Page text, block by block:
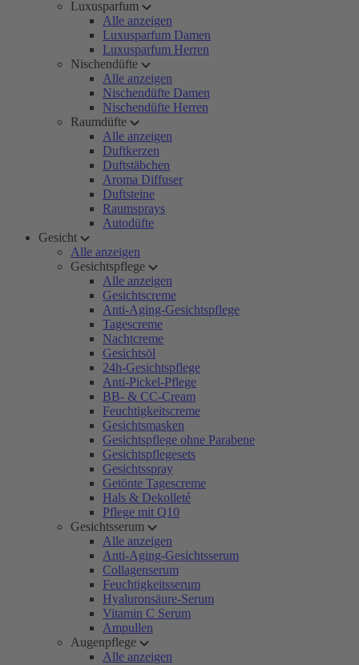
Luxusparfum
Alle anzeigen
Luxusparfum Damen
Luxusparfum Herren
Nischendüfte
Alle anzeigen
Nischendüfte Damen
Nischendüfte Herren
Raumdüfte
Alle anzeigen
Duftkerzen
Duftstäbchen
Aroma Diffuser
Duftsteine
Raumsprays
Autodüfte
Gesicht
Alle anzeigen
Gesichtspflege
Alle anzeigen
Gesichtscreme
Anti-Aging-Gesichtspflege
Tagescreme
Nachtcreme
Gesichtsöl
24h-Gesichtspflege
Anti-Pickel-Pflege
BB- & CC-Cream
Feuchtigkeitscreme
Gesichtsmasken
Gesichtspflege ohne Parabene
Gesichtspflegesets
Gesichtsspray
Getönte Tagescreme
Hals & Dekolleté
Pflege mit Q10
Gesichtsserum
Alle anzeigen
Anti-Aging-Gesichtsserum
Collagenserum
Feuchtigkeitsserum
Hyaluronsäure-Serum
Vitamin C Serum
Ampullen
Augenpflege
Alle anzeigen